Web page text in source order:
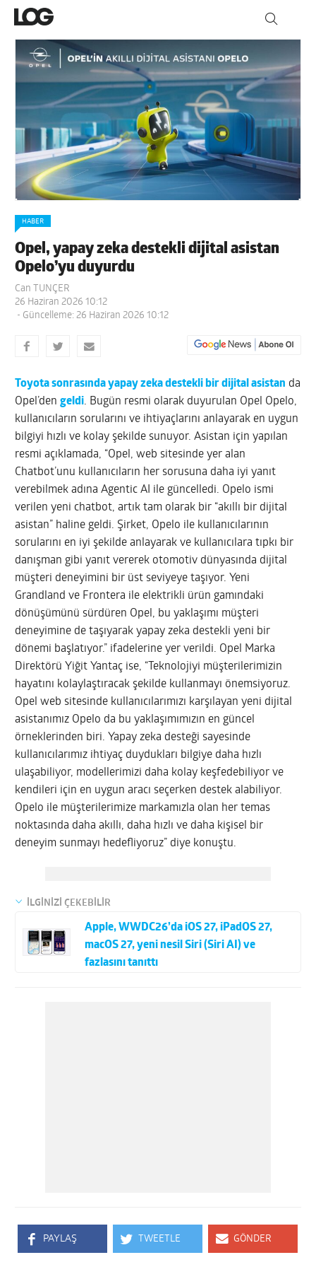
HABER
Opel, yapay zeka destekli dijital asistan
Opelo’yu duyurdu
Can TUNÇER
26 Haziran 2026 10:12
- Güncelleme: 26 Haziran 2026 10:12
Toyota sonrasında yapay zeka destekli bir dijital asistan da
Opel’dengeldi. Bugün resmi olarak duyurulan Opel Opelo,
kullanıcıların sorularını ve ihtiyaçlarını anlayarak en uygun
bilgiyi hızlı ve kolay şekilde sunuyor. Asistan için yapılan
resmi açıklamada, “Opel, web sitesinde yer alan
Chatbot’unu kullanıcıların her sorusuna daha iyi yanıt
verebilmek adına Agentic AI ile güncelledi. Opelo ismi
verilen yeni chatbot, artık tam olarak bir “akıllı bir dijital
asistan” haline geldi. Şirket, Opelo ile kullanıcılarının
sorularını en iyi şekilde anlayarak ve kullanıcılara tıpkı bir
danışman gibi yanıt vererek otomotiv dünyasında dijital
müşteri deneyimini bir üst seviyeye taşıyor. Yeni
Grandland ve Frontera ile elektrikli ürün gamındaki
dönüşümünü sürdüren Opel, bu yaklaşımı müşteri
deneyimine de taşıyarak yapay zeka destekli yeni bir
dönemi başlatıyor.” ifadelerine yer verildi. Opel Marka
Direktörü Yiğit Yantaç ise, “Teknolojiyi müşterilerimizin
hayatını kolaylaştıracak şekilde kullanmayı önemsiyoruz.
Opel web sitesinde kullanıcılarımızı karşılayan yeni dijital
asistanımız Opelo da bu yaklaşımımızın en güncel
örneklerinden biri. Yapay zeka desteği sayesinde
kullanıcılarımız ihtiyaç duydukları bilgiye daha hızlı
ulaşabiliyor, modellerimizi daha kolay keşfedebiliyor ve
kendileri için en uygun aracı seçerken destek alabiliyor.
Opelo ile müşterilerimize markamızla olan her temas
noktasında daha akıllı, daha hızlı ve daha kişisel bir
deneyim sunmayı hedefliyoruz” diye konuştu.
İLGİNİZİ ÇEKEBİLİR
Apple, WWDC26’da iOS 27, iPadOS 27,
macOS 27, yeni nesil Siri (Siri AI) ve
fazlasını tanıttı
PAYLAŞ TWEETLE GÖNDER